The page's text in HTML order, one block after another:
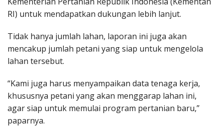
RI) untuk mendapatkan dukungan lebih lanjut.
Tidak hanya jumlah lahan, laporan ini juga akan
mencakup jumlah petani yang siap untuk mengelola
lahan tersebut.
“Kami juga harus menyampaikan data tenaga kerja,
khususnya petani yang akan menggarap lahan ini,
agar siap untuk memulai program pertanian baru,”
paparnya.